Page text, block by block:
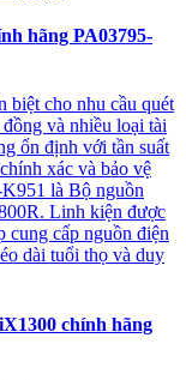
hãng PA03795-
biệt cho nhu cầu quét
và nhiều loại tài
ổn định với tần suất
xác và bảo vệ
là Bộ nguồn
Linh kiện được
cung cấp nguồn điện
dài tuổi thọ và duy
chính hãng